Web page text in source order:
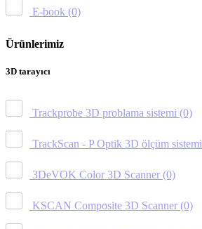
E-book (0)
Ürünlerimiz
3D tarayıcı
Trackprobe 3D problama sistemi (0)
TrackScan - P Optik 3D ölçüm sistemi
3DeVOK Color 3D Scanner (0)
KSCAN Composite 3D Scanner (0)